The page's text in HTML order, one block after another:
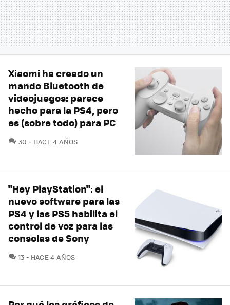
Xiaomi ha creado un
mando Bluetooth de
videojuegos: parece
hecho para la PS4, pero
es (sobre todo) para PC
30 COMENTARIOS
HACE 4 AÑOS
"Hey PlayStation": el
nuevo software para las
PS4 y las PS5 habilita el
control de voz para las
consolas de Sony
13 COMENTARIOS
HACE 4 AÑOS